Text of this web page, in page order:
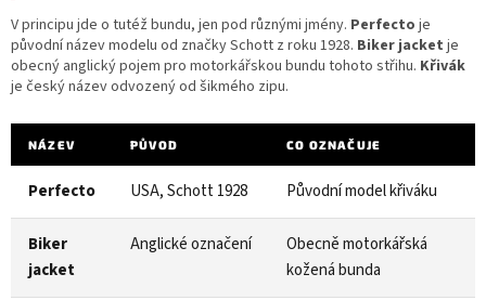
V principu jde o tutéž bundu, jen pod různými jmény. Perfecto je
původní název modelu od značky Schott z roku 1928. Biker jacket je
obecný anglický pojem pro motorkářskou bundu tohoto střihu. Křivák
je český název odvozený od šikmého zipu.
NÁZEV PŮVOD CO OZNAČUJE
Perfecto USA, Schott 1928 Původní model křiváku
Biker
jacket
Anglické označení
Obecně motorkářská
kožená bunda